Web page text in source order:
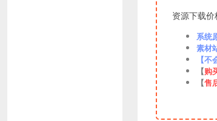
资源下载价
系统
素材
【
【购
【售